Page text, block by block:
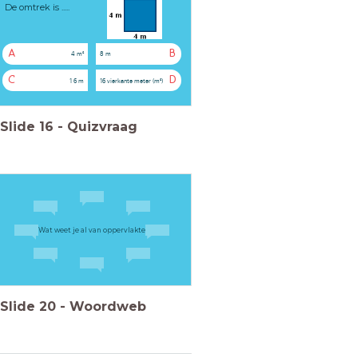
De omtrek is .....
A 4 m² B
8 m
C 1 6 m D
16 vierkante meter (m²)
Slide 16 - Quizvraag
Wat weet je al van oppervlakte
Slide 20 - Woordweb